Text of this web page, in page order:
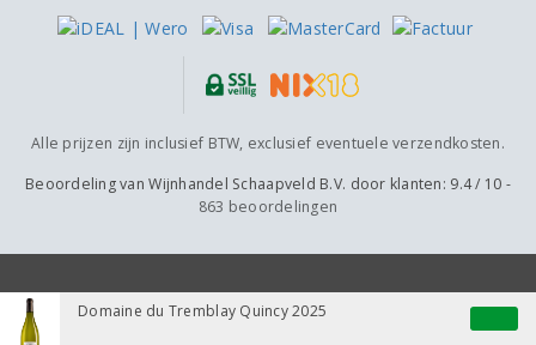
Domaine du Tremblay Quincy 2025
Alle prijzen zijn inclusief BTW, exclusief eventuele verzendkosten.
Beoordeling vanWijnhandel Schaapveld B.V. door klanten: 9.4/ 10 -
863 beoordelingen